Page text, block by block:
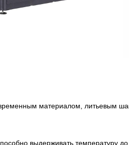
материалом, литьевым
выдерживать температуру